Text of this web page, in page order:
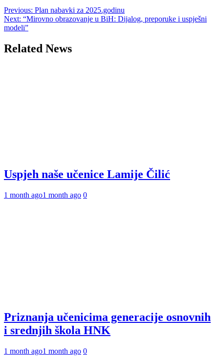
Post
navigation
Previous: Plan nabavki za 2025.godinu
Next: “Mirovno obrazovanje u BiH: Dijalog, preporuke i uspješni
modeli”
Related News
Uspjeh naše učenice Lamije Čilić
1 month ago1 month ago 0
Priznanja učenicima generacije osnovnih
i srednjih škola HNK
1 month ago1 month ago 0